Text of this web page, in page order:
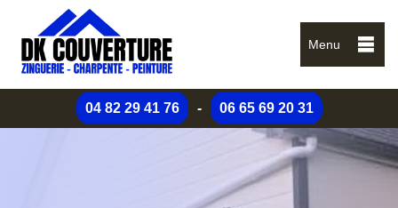
Menu
04 82 29 41 76 - 06 65 69 20 31